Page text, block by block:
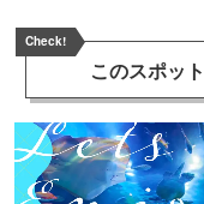
Check!
このスポッ